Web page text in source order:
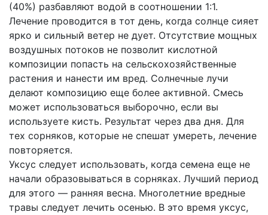
(40%) разбавляют водой в соотношении 1:1.
Лечение проводится в тот день, когда солнце сияет
ярко и сильный ветер не дует. Отсутствие мощных
воздушных потоков не позволит кислотной
композиции попасть на сельскохозяйственные
растения и нанести им вред. Солнечные лучи
делают композицию еще более активной. Смесь
может использоваться выборочно, если вы
используете кисть. Результат через два дня. Для
тех сорняков, которые не спешат умереть, лечение
повторяется.
Уксус следует использовать, когда семена еще не
начали образовываться в сорняках. Лучший период
для этого — ранняя весна. Многолетние вредные
травы следует лечить осенью. В это время уксус,